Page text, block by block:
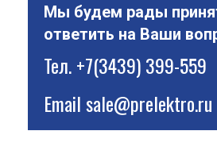
Мы будем рады
ответить на Ваши
Тел.+7(3439) 399-559
Emailsale@prelektro.ru